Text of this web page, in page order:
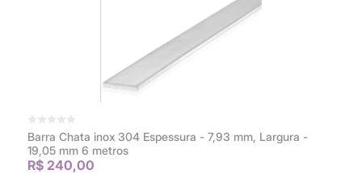
Barra Chata inox 304 Espessura - 7,93 mm, Largura -
19,05 mm 6 metros
R$ 240,00